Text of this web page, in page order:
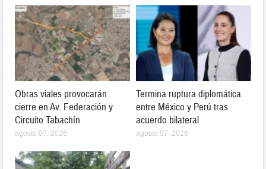
Obras viales provocarán
cierre en Av. Federación y
Circuito Tabachín
agosto 07, 2026
Termina ruptura diplomática
entre México y Perú tras
acuerdo bilateral
agosto 07, 2026